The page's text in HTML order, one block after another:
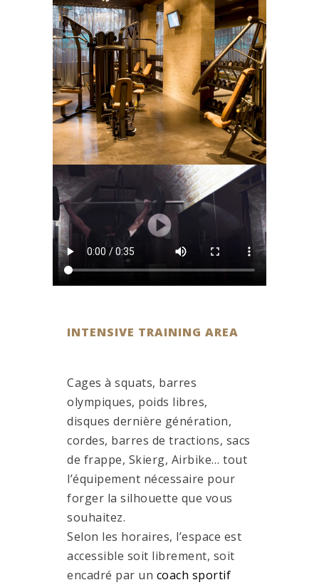
INTENSIVE TRAINING AREA
Cages à squats, barres
olympiques, poids libres,
disques dernière génération,
cordes, barres de tractions, sacs
de frappe, Skierg, Airbike… tout
l’équipement nécessaire pour
forger la silhouette que vous
souhaitez.
Selon les horaires, l’espace est
accessible soit librement, soit
encadré par un coach sportif